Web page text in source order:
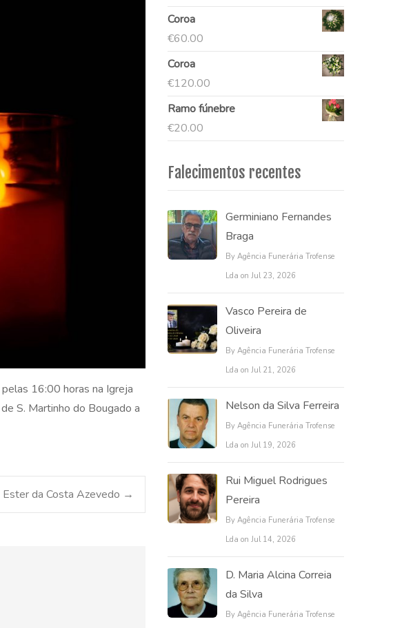
16:00 horas na Igreja
S. Martinho do Bougado a
Ester da Costa Azevedo →
Coroa
€60.00
Coroa
€120.00
Ramo fúnebre
€20.00
Falecimentos recentes
Germiniano Fernandes
Braga
By Agência Funerária Trofense
Lda on Jul 23, 2026
Vasco Pereira de
Oliveira
By Agência Funerária Trofense
Lda on Jul 21, 2026
Nelson da Silva Ferreira
By Agência Funerária Trofense
Lda on Jul 19, 2026
Rui Miguel Rodrigues
Pereira
By Agência Funerária Trofense
Lda on Jul 14, 2026
D. Maria Alcina Correia
da Silva
By Agência Funerária Trofense